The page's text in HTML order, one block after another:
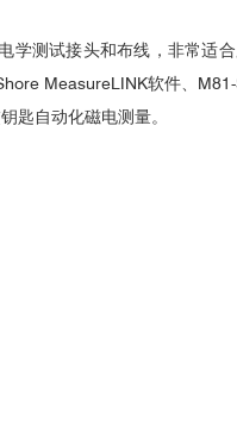
学测试接头和布线，非常适
MeasureLINK软件、
匙自动化磁电测量。